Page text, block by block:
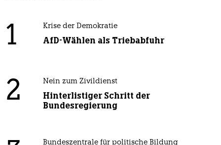
1 Krise der Demokratie
AfD-Wählen als Triebabfuhr
2 Nein zum Zivildienst
Hinterlistiger Schritt der
Bundesregierung
Bundeszentrale für politische Bildung